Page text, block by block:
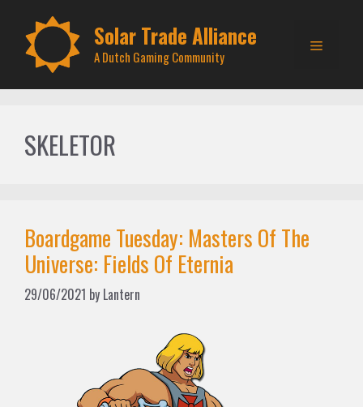
content
Solar Trade Alliance
A Dutch Gaming Community
Menu
SKELETOR
Boardgame Tuesday: Masters Of The
Universe: Fields Of Eternia
29/06/2021 by Lantern